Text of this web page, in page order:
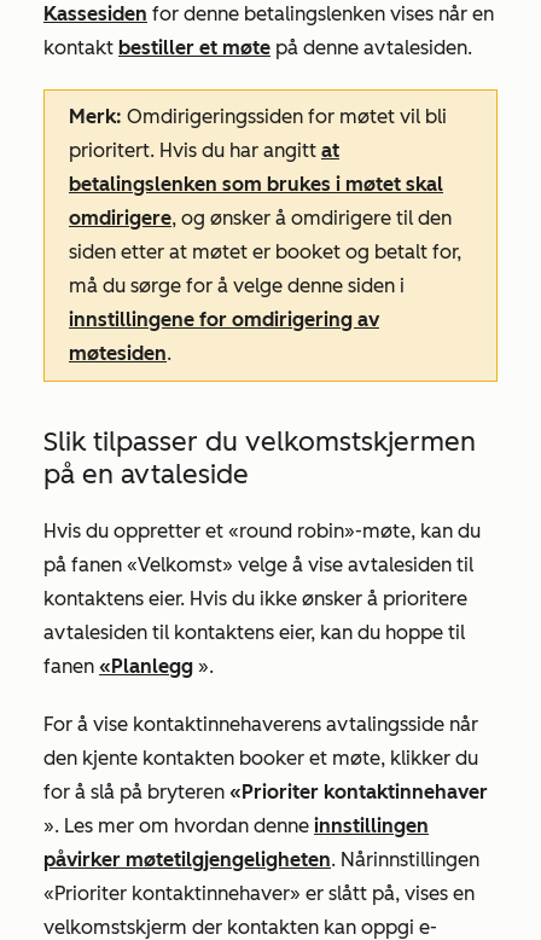
Kassesiden for denne betalingslenken vises når en
kontakt bestiller et møte på denne avtalesiden.
Merk: Omdirigeringssiden for møtet vil bli
prioritert. Hvis du har angitt at
betalingslenken som brukes i møtet skal
omdirigere, og ønsker å omdirigere til den
siden etter at møtet er booket og betalt for,
må du sørge for å velge denne siden i
innstillingene for omdirigering av
møtesiden.
Slik tilpasser du velkomstskjermen
på en avtaleside
Hvis du oppretter et «round robin»-møte, kan du
på fanen «Velkomst» velge å vise avtalesiden til
kontaktens eier. Hvis du ikke ønsker å prioritere
avtalesiden til kontaktens eier, kan du hoppe til
fanen «Planlegg ».
For å vise kontaktinnehaverens avtalingsside når
den kjente kontakten booker et møte, klikker du
for å slå på bryteren «Prioriter kontaktinnehaver
». Les mer om hvordan denne innstillingen
påvirker møtetilgjengeligheten. Nårinnstillingen
«Prioriter kontaktinnehaver» er slått på, vises en
velkomstskjerm der kontakten kan oppgi e-